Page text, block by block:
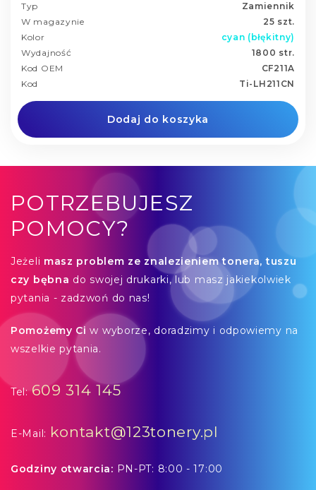
Typ
Zamiennik
W magazynie
25 szt.
Kolor
cyan (błękitny)
Wydajność
1800 str.
Kod OEM
CF211A
Kod
Ti-LH211CN
Dodaj do koszyka
POTRZEBUJESZ
POMOCY?
Jeżeli masz problem ze znalezieniem tonera, tuszu
czy bębna do swojej drukarki, lub masz jakiekolwiek
pytania - zadzwoń do nas!
Pomożemy Ci w wyborze, doradzimy i odpowiemy na
wszelkie pytania.
Tel:609 314 145
E-Mail: kontakt@123tonery.pl
Godziny otwarcia: PN-PT: 8:00 - 17:00